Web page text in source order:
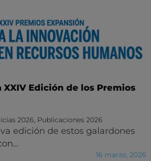
XXIV Edición de los Premios
2026, Publicaciones 2026
edición de estos galardones
16 marzo, 2026